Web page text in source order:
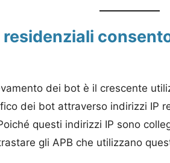
dei bot è il crescente
dei bot attraverso indirizzi IP
questi indirizzi IP sono
gli APB che utilizzano